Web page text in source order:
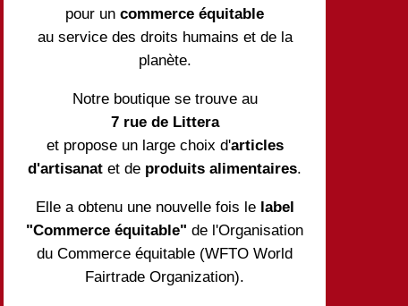
pour un commerce équitable
au service des droits humains et de la
planète.
Notre boutique se trouve au
7 rue de Littera
et propose un large choix d'articles
d'artisanat et de produits alimentaires.
Elle a obtenu une nouvelle fois lelabel
"Commerce équitable" de l'Organisation
du Commerce équitable (WFTO World
Fairtrade Organization).